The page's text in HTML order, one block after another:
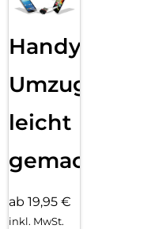
Handy
Umzug
leicht
gemacht!
ab 19,95 €
inkl. MwSt.